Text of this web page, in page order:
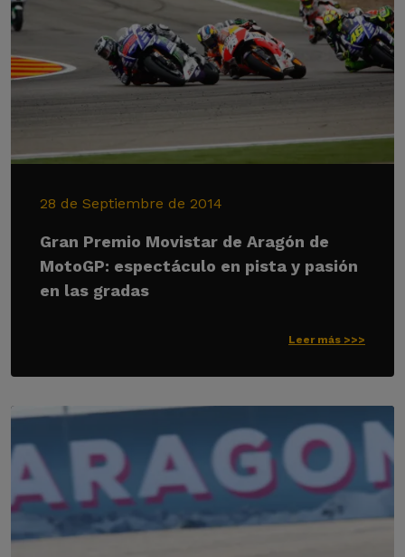
28 de Septiembre de 2014
Gran Premio Movistar de Aragón de
MotoGP: espectáculo en pista y pasión
en las gradas
Leer más >>>